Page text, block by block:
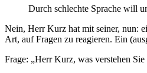
Durch schlechte Sprache will
Nein, Herr Kurz hat mit seiner, nun:
Art, auf Fragen zu reagieren. Ein
Frage: „Herr Kurz, was verstehen Sie